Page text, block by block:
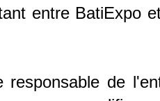
entre BatiExpo
de